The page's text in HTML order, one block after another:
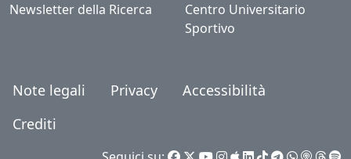
Newsletter della Ricerca
Centro Universitario
Sportivo
Note legali Privacy
Accessibilità
Crediti